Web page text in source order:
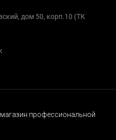
дом 50, корп.10 (ТК
профессиональной